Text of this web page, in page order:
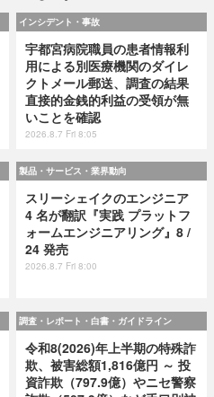
インシデント・事故
宇都宮病院職員の患者情報利
用による別医療機関のダイレ
クトメール郵送、調査の結果
直接的金銭的利益の受領が無
いことを確認
2026.8.7 Fri 8:05
製品・サービス・業界動向
スリーシェイクのエンジニア
4 名が翻訳『実践 プラットフ
ォームエンジニアリング』8 /
24 発売
2026.8.7 Fri 8:00
調査・レポート・白書・ガイドライン
令和8(2026)年上半期の特殊詐
欺、被害総額1,816億円 ～ 投
資詐欺（797.9億）やニセ警察